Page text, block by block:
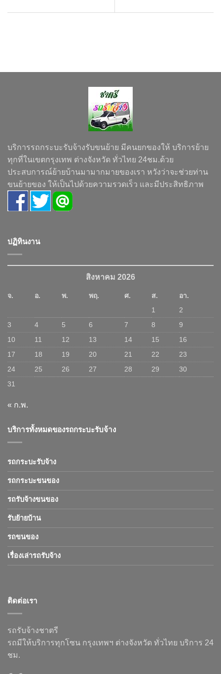
บริการรถกระบะรับจ้างรับขนย้าย มีคนยกของให้ บริการย้าย
ทุกที่ในเขตกรุงเทพ ต่างจังหวัด ทั่วไทย 24ชม.ด้วย
ประสบการณ์ย้ายบ้านมามากมายของเรา หวังว่าจะช่วยท่าน
ขนย้ายของ ให้เป็นไปด้วยความรวดเร็ว และมีประสิทธิภาพ
ปฏิทินงาน
สิงหาคม 2026
จ. อ. พ. พฤ. ศ. ส.
อา.
1
2
3
4 5 6 7 8
9
10
11 12 13 14 15
16
17
18 19 20 21 22
23
24
25 26 27 28 29
30
31
« ก.พ.
บริการทั้งหมดของรถกระบะรับจ้าง
รถกระบะรับจ้าง
รถกระบะขนของ
รถรับจ้างขนของ
รับย้ายบ้าน
รถขนของ
เรื่องเล่ารถรับจ้าง
ติดต่อเรา
รถรับจ้างชาตรี
รถมีให้บริการทุกโซน กรุงเทพฯ ต่างจังหวัด ทั่วไทย บริการ 24
ชม.